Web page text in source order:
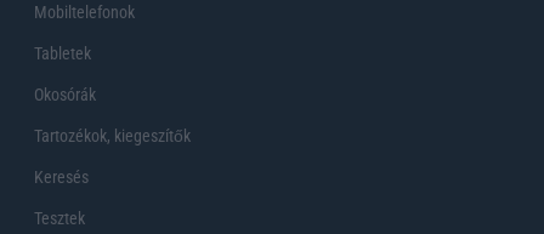
Mobiltelefonok
Tabletek
Okosórák
Tartozékok, kiegeszítők
Keresés
Tesztek